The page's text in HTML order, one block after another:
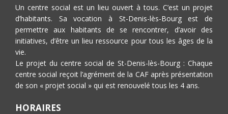
Un centre social est un lieu ouvert à tous. C’est un projet
d’habitants. Sa vocation à St-Denis-lès-Bourg est de
permettre aux habitants de se rencontrer, d’avoir des
initiatives, d’être un lieu ressource pour tous les âges de la
vie.
Le projet du centre social de St-Denis-lès-Bourg : Chaque
centre social reçoit l’agrément de la CAF après présentation
de son « projet social » qui est renouvelé tous les 4 ans.
HORAIRES